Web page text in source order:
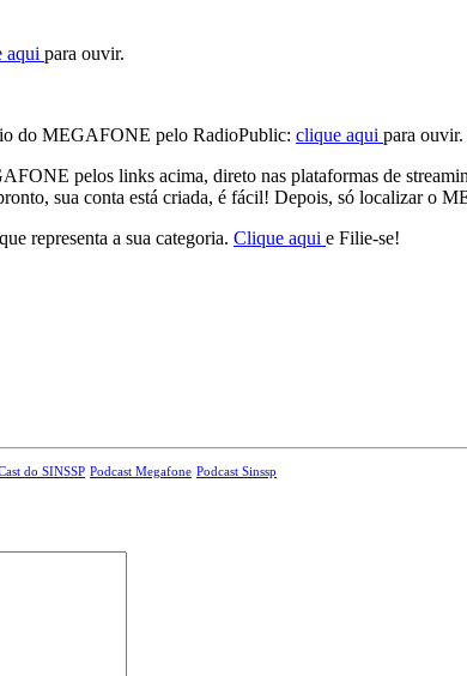
aqui para ouvir.
do MEGAFONE pelo RadioPublic: clique aqui para
pelos links acima, direto nas plataformas de
sua conta está criada, é fácil! Depois, só localizar o
representa a sua categoria. Clique aqui e Filie-se!
do SINSSP Podcast Megafone Podcast Sinssp